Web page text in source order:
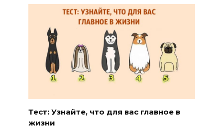
Тест: Узнайте, что для вас главное в
жизни